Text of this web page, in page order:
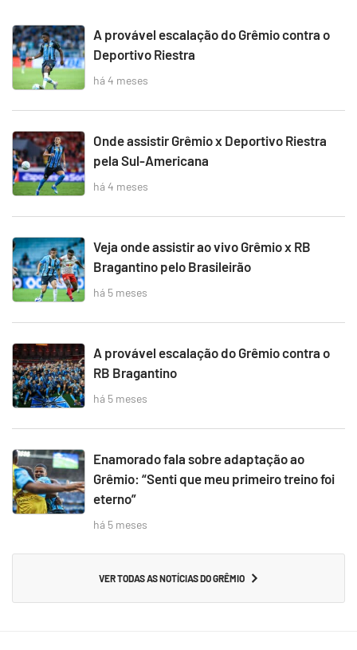
A provável escalação do Grêmio contra o
Deportivo Riestra
há 4 meses
Onde assistir Grêmio x Deportivo Riestra
pela Sul-Americana
há 4 meses
Veja onde assistir ao vivo Grêmio x RB
Bragantino pelo Brasileirão
há 5 meses
A provável escalação do Grêmio contra o
RB Bragantino
há 5 meses
Enamorado fala sobre adaptação ao
Grêmio: “Senti que meu primeiro treino foi
eterno”
há 5 meses
VER TODAS AS NOTÍCIAS DO GRÊMIO